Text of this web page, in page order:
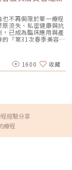
。林亮辰醫師以聚左
可以做為年度保養的
齡，讓肌膚重現年輕
身也是童妍針愛好者
年的長期臨床案例，
成分單純不含任何填
20幾年依舊深受市場
「童妍針可以優化膚
受肯定。」林依吟醫
者，「我認為美，應
原蛋白的效能就大大
我們找回流失的東
週會就會感受到肌膚
放精品般的耀眼光
妍針可以讓每個人保
，是維持美麗的最佳
21 – 2024 / 06 / 23
獲得快閃限定「童妍
不再侷限於單一療程
流失、私密健康與抗
已成為臨床應用與產
「第31次春季美容醫
日在張榮發基金會
美容醫學相關醫師、
探討臨床應用、技術
、全方位抗衰科學、
輪廓精雕、私密美學
圍繞抗衰與再生醫療
分享「如何優化荷爾
來「精準醫學新視
紋路、鬆弛或凹陷，
體機能有關。未來抗
1600 收藏
經驗分享
療程